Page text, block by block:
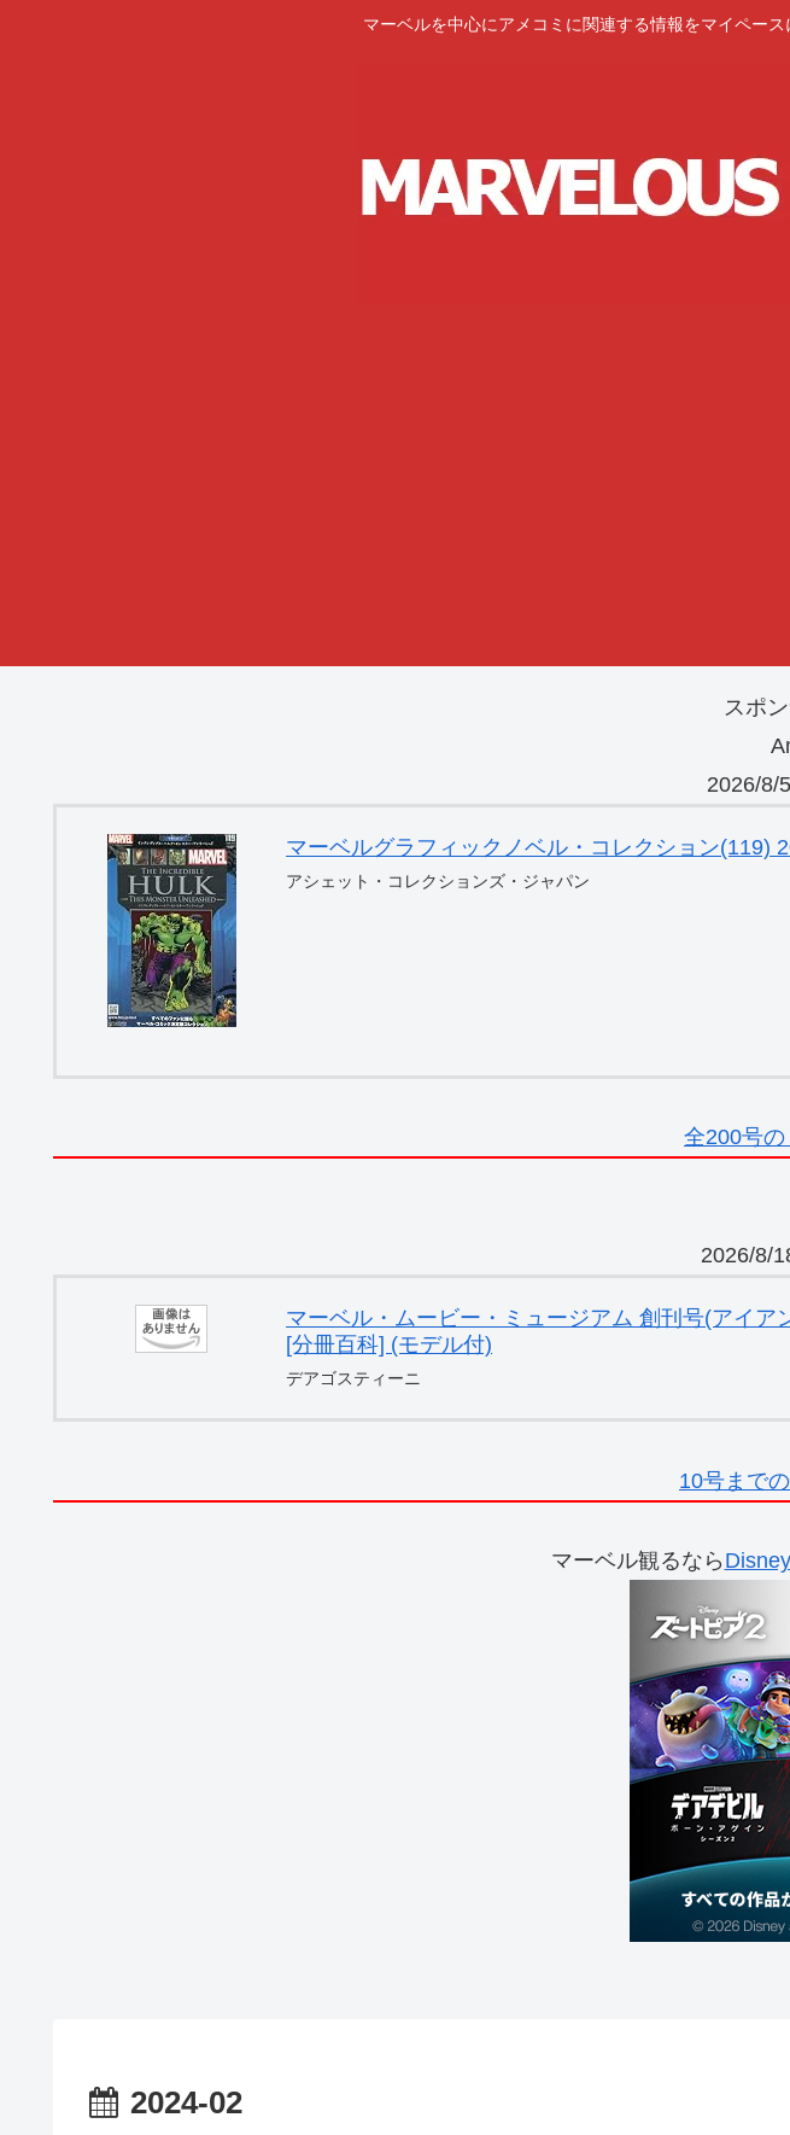
マーベルを中心にアメコミに関連する情報をマイペー
スポ
2026/8/
マーベルグラフィックノベル・コレクション(119)
アシェット・コレクションズ・ジャパン
全200号の
2026/8/
マーベル・ムービー・ミュージアム 創刊号(アイ
[分冊百科] (モデル付)
デアゴスティーニ
10号まで
マーベル観るなら
2024-02